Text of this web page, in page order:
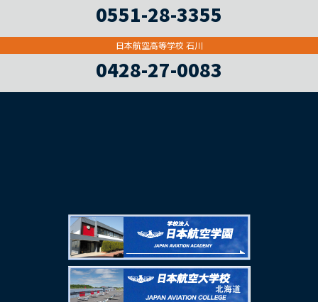
0551-28-3355
日本航空高等学校 石川
0428-27-0083